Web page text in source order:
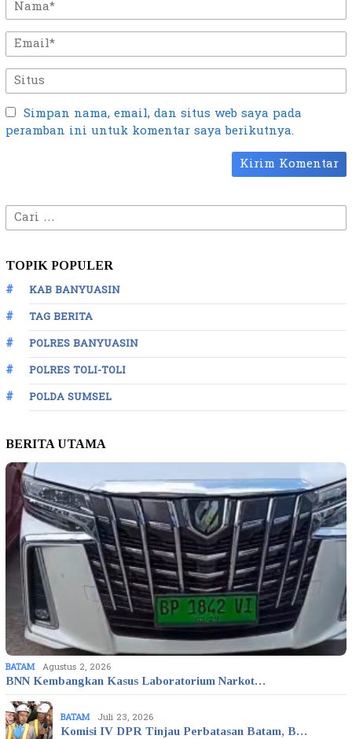
Simpan nama, email, dan situs web saya pada
peramban ini untuk komentar saya berikutnya.
Cari
untuk:
TOPIK POPULER
KAB BANYUASIN
TAG BERITA
POLRES BANYUASIN
POLRES TOLI-TOLI
POLDA SUMSEL
BERITA UTAMA
BATAM Agustus 2, 2026
BNN Kembangkan Kasus Laboratorium Narkot…
BATAM Juli 23, 2026
Komisi IV DPR Tinjau Perbatasan Batam, B…